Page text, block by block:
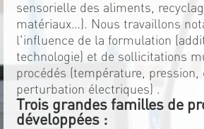
sensorielle des aliments,
matériaux…). Nous travaillons
l'influence de la formulation
technologie) et de sollicitations
procédés (température, pression,
perturbation électriques) .
Trois grandes familles de
développées :